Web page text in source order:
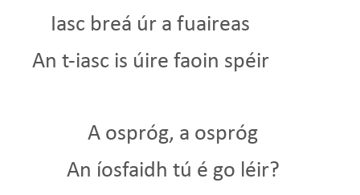
Iasc breá úr a fuaireas
An t-iasc is úire faoin spéir
A ospróg, a ospróg
An íosfaidh tú é go léir?